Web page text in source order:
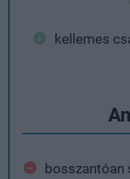
kellemes
bosszantóan